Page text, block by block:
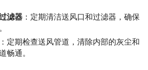
滤器 ：定期清洁送风口和过滤器，确保
：定期检查送风管道，清除内部的灰尘和
畅通。